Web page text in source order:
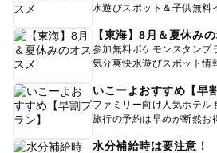
水遊びスポット＆子供無料
【東海】8月＆夏休み
参加無料ポケモンスタンプ
気分爽快水遊びスポット情
いこーよおすすめ【早
ファミリー向け人気ホテル
旅行の予約は早めが断然お
水分補給時は要注意！